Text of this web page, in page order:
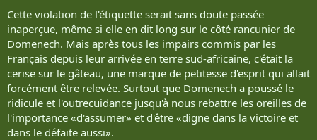
Cette violation de l'étiquette serait sans doute passée
inaperçue, même si elle en dit long sur le côté rancunier de
Domenech. Mais après tous les impairs commis par les
Français depuis leur arrivée en terre sud-africaine, c'était la
cerise sur le gâteau, une marque de petitesse d'esprit qui allait
forcément être relevée. Surtout que Domenech a poussé le
ridicule et l'outrecuidance jusqu'à nous rebattre les oreilles de
l'importance «d'assumer» et d'être «digne dans la victoire et
dans le défaite aussi».